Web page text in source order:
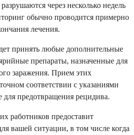
через несколько недель
обычно проводится примерно
лечения.
принять любые дополнительные
препараты, назначенные для
заражения. Прием этих
соответствии с указаниями
предотвращения рецидива.
работников предоставит
вашей ситуации, в том числе когда